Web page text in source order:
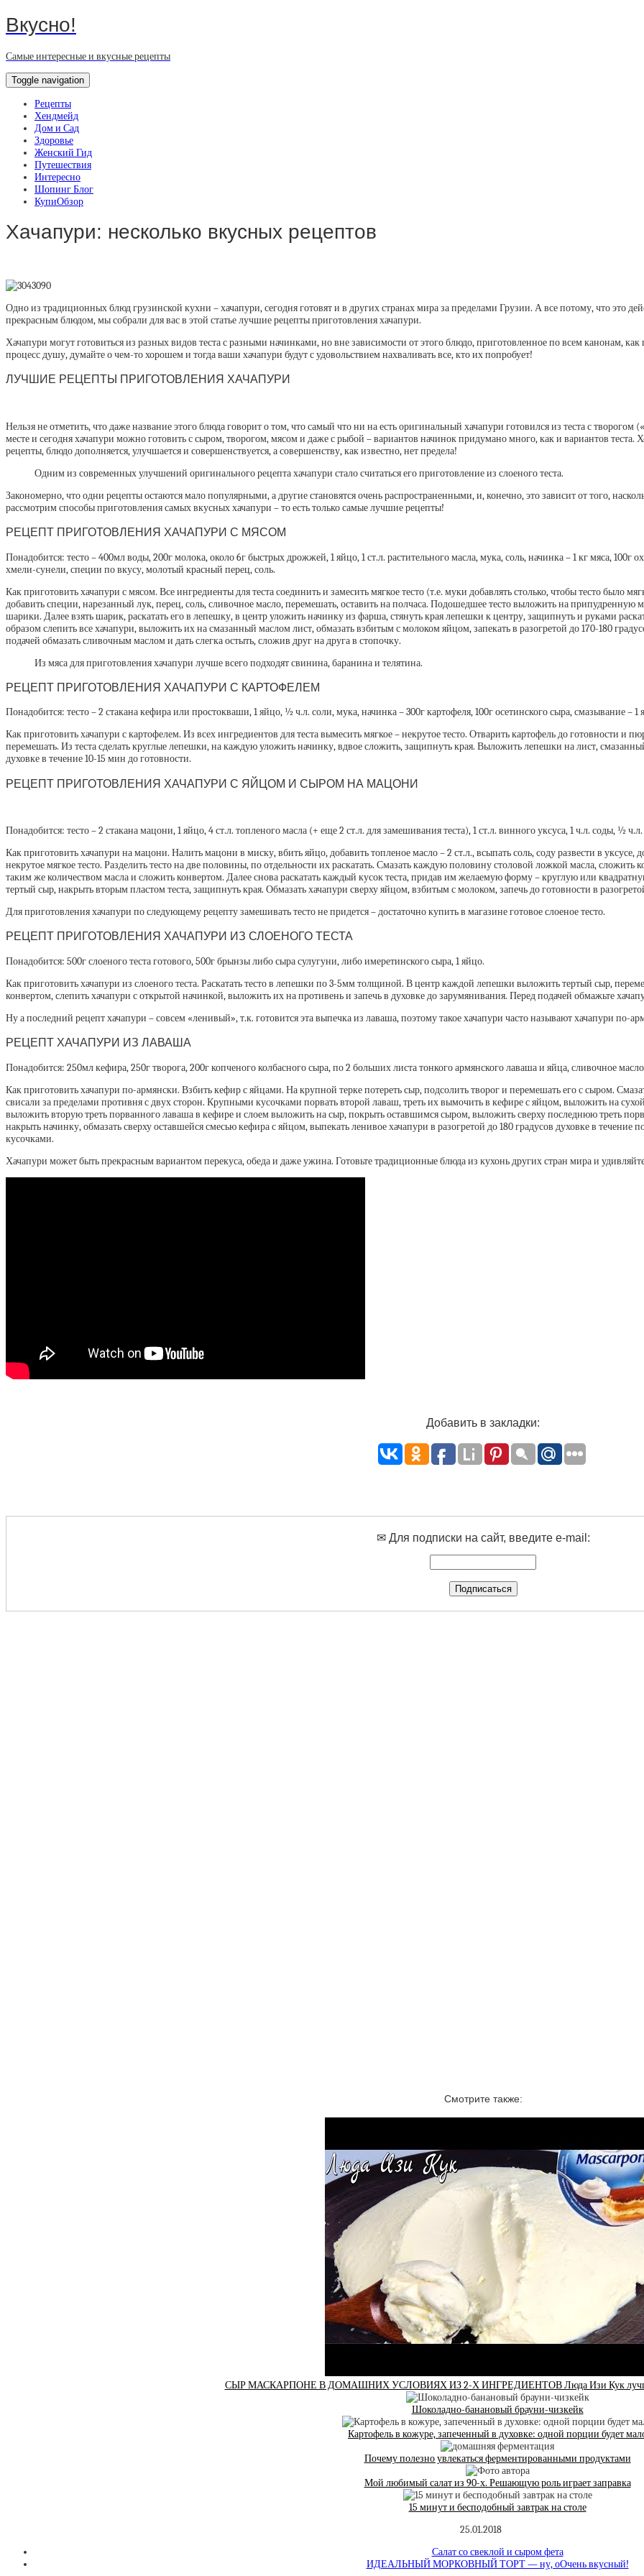
Вкусно!
Самые интересные и вкусные рецепты
Toggle navigation
Рецепты
Хендмейд
Дом и Сад
Здоровье
Женский Гид
Путешествия
Интересно
Шопинг Блог
КупиОбзор
Хачапури: несколько вкусных рецептов
Одно из традиционных блюд грузинской кухни – хачапури, сегодня готовят и в других странах мира за пределами Грузии. А все потому, что это
прекрасным блюдом, мы собрали для вас в этой статье лучшие рецепты приготовления хачапури.
Хачапури могут готовиться из разных видов теста с разными начинками, но вне зависимости от этого блюдо, приготовленное по всем канонам,
процесс душу, думайте о чем-то хорошем и тогда ваши хачапури будут с удовольствием нахваливать все, кто их попробует!
ЛУЧШИЕ РЕЦЕПТЫ ПРИГОТОВЛЕНИЯ ХАЧАПУРИ
Нельзя не отметить, что даже название этого блюда говорит о том, что самый что ни на есть оригинальный хачапури готовился из теста с творогом
месте и сегодня хачапури можно готовить с сыром, творогом, мясом и даже с рыбой – вариантов начинок придумано много, как и вариантов
рецепты, блюдо дополняется, улучшается и совершенствуется, а совершенству, как известно, нет предела!
Одним из современных улучшений оригинального рецепта хачапури стало считаться его приготовление из слоеного теста.
Закономерно, что одни рецепты остаются мало популярными, а другие становятся очень распространенными, и, конечно, это зависит от того,
рассмотрим способы приготовления самых вкусных хачапури – то есть только самые лучшие рецепты!
РЕЦЕПТ ПРИГОТОВЛЕНИЯ ХАЧАПУРИ С МЯСОМ
Понадобится: тесто – 400мл воды, 200г молока, около 6г быстрых дрожжей, 1 яйцо, 1 ст.л. растительного масла, мука, соль, начинка – 1 кг мяса,
хмели-сунели, специи по вкусу, молотый красный перец, соль.
Как приготовить хачапури с мясом. Все ингредиенты для теста соединить и замесить мягкое тесто (т.е. муки добавлять столько, чтобы тесто было
добавить специи, нарезанный лук, перец, соль, сливочное масло, перемешать, оставить на полчаса. Подошедшее тесто выложить на
шарики. Далее взять шарик, раскатать его в лепешку, в центр уложить начинку из фарша, стянуть края лепешки к центру, защипнуть и руками
образом слепить все хачапури, выложить их на смазанный маслом лист, обмазать взбитым с молоком яйцом, запекать в разогретой до 170-180
подачей обмазать сливочным маслом и дать слегка остыть, сложив друг на друга в стопочку.
Из мяса для приготовления хачапури лучше всего подходят свинина, баранина и телятина.
РЕЦЕПТ ПРИГОТОВЛЕНИЯ ХАЧАПУРИ С КАРТОФЕЛЕМ
Понадобится: тесто – 2 стакана кефира или простокваши, 1 яйцо, ½ ч.л. соли, мука, начинка – 300г картофеля, 100г осетинского сыра, смазывание – 1
Как приготовить хачапури с картофелем. Из всех ингредиентов для теста вымесить мягкое – некрутое тесто. Отварить картофель до готовности и
перемешать. Из теста сделать круглые лепешки, на каждую уложить начинку, вдвое сложить, защипнуть края. Выложить лепешки на лист,
духовке в течение 10-15 мин до готовности.
РЕЦЕПТ ПРИГОТОВЛЕНИЯ ХАЧАПУРИ С ЯЙЦОМ И СЫРОМ НА МАЦОНИ
Понадобится: тесто – 2 стакана мацони, 1 яйцо, 4 ст.л. топленого масла (+ еще 2 ст.л. для замешивания теста), 1 ст.л. винного уксуса, 1 ч.л. соды, ½
Как приготовить хачапури на мацони. Налить мацони в миску, вбить яйцо, добавить топленое масло – 2 ст.л., всыпать соль, соду развести в
некрутое мягкое тесто. Разделить тесто на две половины, по отдельности их раскатать. Смазать каждую половину столовой ложкой масла, сложить
таким же количеством масла и сложить конвертом. Далее снова раскатать каждый кусок теста, придав им желаемую форму – круглую или
тертый сыр, накрыть вторым пластом теста, защипнуть края. Обмазать хачапури сверху яйцом, взбитым с молоком, запечь до готовности в
Для приготовления хачапури по следующему рецепту замешивать тесто не придется – достаточно купить в магазине готовое слоеное тесто.
РЕЦЕПТ ПРИГОТОВЛЕНИЯ ХАЧАПУРИ ИЗ СЛОЕНОГО ТЕСТА
Понадобится: 500г слоеного теста готового, 500г брынзы либо сыра сулугуни, либо имеретинского сыра, 1 яйцо.
Как приготовить хачапури из слоеного теста. Раскатать тесто в лепешки по 3-5мм толщиной. В центр каждой лепешки выложить тертый сыр,
конвертом, слепить хачапури с открытой начинкой, выложить их на противень и запечь в духовке до зарумянивания. Перед подачей обмажьте
Ну а последний рецепт хачапури – совсем «ленивый», т.к. готовится эта выпечка из лаваша, поэтому такое хачапури часто называют хачапури по-
РЕЦЕПТ ХАЧАПУРИ ИЗ ЛАВАША
Понадобится: 250мл кефира, 250г творога, 200г копченого колбасного сыра, по 2 больших листа тонкого армянского лаваша и яйца, сливочное
Как приготовить хачапури по-армянски. Взбить кефир с яйцами. На крупной терке потереть сыр, подсолить творог и перемешать его с сыром.
свисали за пределами противня с двух сторон. Крупными кусочками порвать второй лаваш, треть их вымочить в кефире с яйцом, выложить на
выложить вторую треть порванного лаваша в кефире и слоем выложить на сыр, покрыть оставшимся сыром, выложить сверху последнюю треть
накрыть начинку, обмазать сверху оставшейся смесью кефира с яйцом, выпекать ленивое хачапури в разогретой до 180 градусов духовке в
кусочками.
Хачапури может быть прекрасным вариантом перекуса, обеда и даже ужина. Готовьте традиционные блюда из кухонь других стран мира и
Добавить в закладки:
✉ Для подписки на сайт, введите e-mail:
Смотрите также:
СЫР МАСКАРПОНЕ В ДОМАШНИХ УСЛОВИЯХ ИЗ 2-Х ИНГРЕДИЕНТОВ Люда Изи Кук лучший
Шоколадно-банановый брауни-чизкейк
Картофель в кожуре, запеченный в духовке: одной порции будет
Почему полезно увлекаться ферментированными продуктами
Мой любимый салат из 90-х. Решающую роль играет заправка
15 минут и бесподобный завтрак на столе
25.01.2018
Салат со свеклой и сыром фета
ИДЕАЛЬНЫЙ МОРКОВНЫЙ ТОРТ — ну, оОчень вкусный!